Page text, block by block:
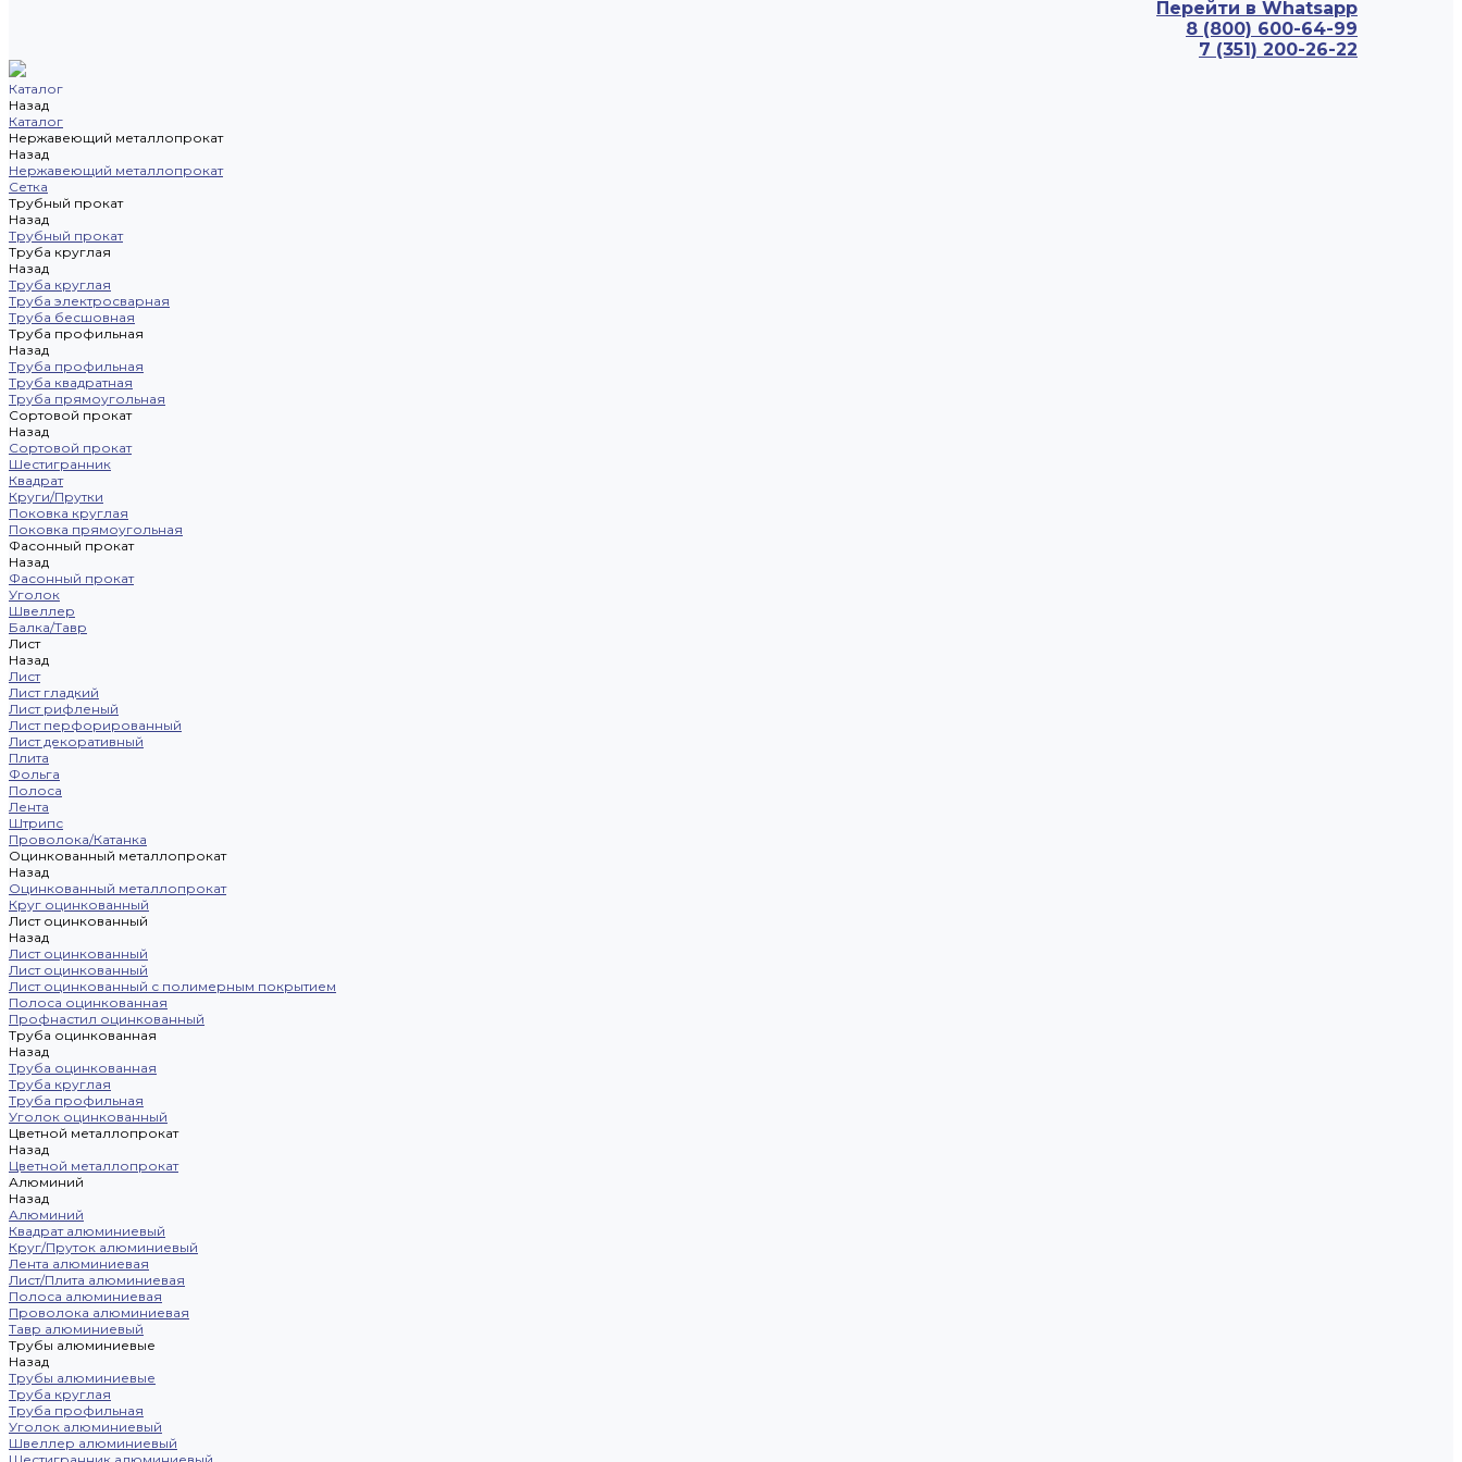
Перейти в Whatsapp
8 (800) 600-64-99
7 (351) 200-26-22
Каталог
Назад
Каталог
Нержавеющий металлопрокат
Назад
Нержавеющий металлопрокат
Сетка
Трубный прокат
Назад
Трубный прокат
Труба круглая
Назад
Труба круглая
Труба электросварная
Труба бесшовная
Труба профильная
Назад
Труба профильная
Труба квадратная
Труба прямоугольная
Сортовой прокат
Назад
Сортовой прокат
Шестигранник
Квадрат
Круги/Прутки
Поковка круглая
Поковка прямоугольная
Фасонный прокат
Назад
Фасонный прокат
Уголок
Швеллер
Балка/Тавр
Лист
Назад
Лист
Лист гладкий
Лист рифленый
Лист перфорированный
Лист декоративный
Плита
Фольга
Полоса
Лента
Штрипс
Проволока/Катанка
Оцинкованный металлопрокат
Назад
Оцинкованный металлопрокат
Круг оцинкованный
Лист оцинкованный
Назад
Лист оцинкованный
Лист оцинкованный
Лист оцинкованный с полимерным покрытием
Полоса оцинкованная
Профнастил оцинкованный
Труба оцинкованная
Назад
Труба оцинкованная
Труба круглая
Труба профильная
Уголок оцинкованный
Цветной металлопрокат
Назад
Цветной металлопрокат
Алюминий
Назад
Алюминий
Квадрат алюминиевый
Круг/Пруток алюминиевый
Лента алюминиевая
Лист/Плита алюминиевая
Полоса алюминиевая
Проволока алюминиевая
Тавр алюминиевый
Трубы алюминиевые
Назад
Трубы алюминиевые
Труба круглая
Труба профильная
Уголок алюминиевый
Швеллер алюминиевый